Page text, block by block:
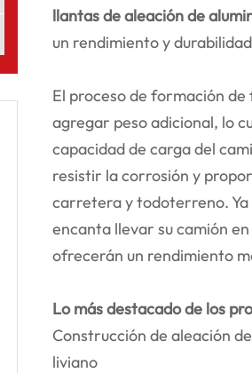
llantas de aleación de
un rendimiento y
El proceso de formación
agregar peso adicional, lo
capacidad de carga del
resistir la corrosión y
carretera y todoterreno. Ya
encanta llevar su camión
ofrecerán un rendimiento
Lo más destacado de los
Construcción de aleación
liviano